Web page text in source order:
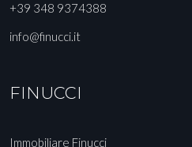
+39 348 9374388
info@finucci.it
FINUCCI
Immobiliare Finucci